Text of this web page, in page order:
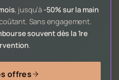
, jusqu'à -50% sur la main
Sans engagement.
souvent dès la 1re
.
offres